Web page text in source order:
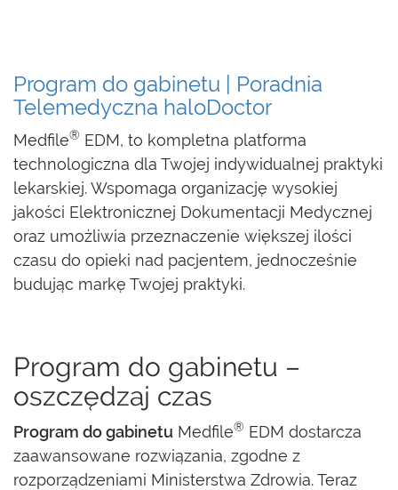
Program do gabinetu | Poradnia
Telemedyczna haloDoctor
Medfile® EDM, to kompletna platforma
technologiczna dla Twojej indywidualnej praktyki
lekarskiej. Wspomaga organizację wysokiej
jakości Elektronicznej Dokumentacji Medycznej
oraz umożliwia przeznaczenie większej ilości
czasu do opieki nad pacjentem, jednocześnie
budując markę Twojej praktyki.
Program do gabinetu –
oszczędzaj czas
Program do gabinetu Medfile® EDM dostarcza
zaawansowane rozwiązania, zgodne z
rozporządzeniami Ministerstwa Zdrowia. Teraz